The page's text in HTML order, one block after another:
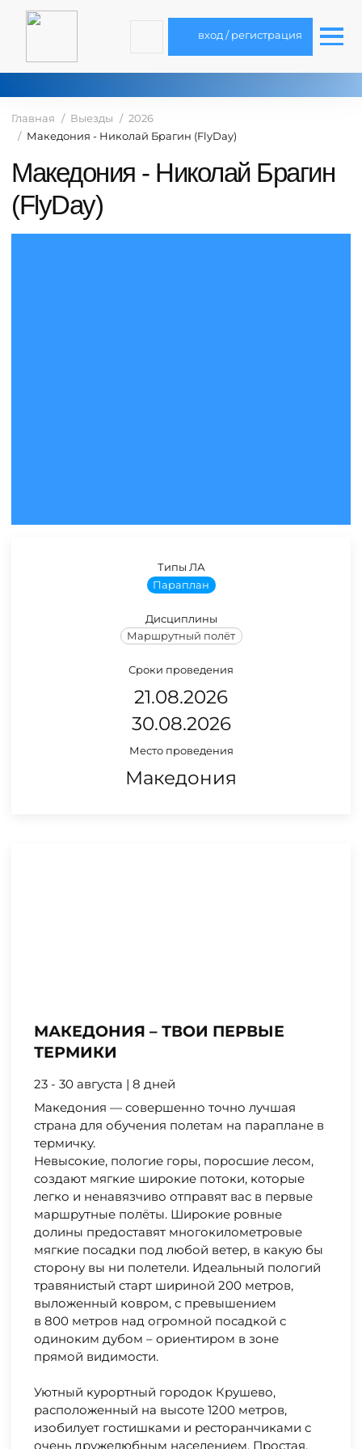
вход / регистрация
Главная Выезды
2026
Македония - Николай Брагин (FlyDay)
Македония - Николай Брагин
(FlyDay)
Типы ЛА
Параплан
Дисциплины
Маршрутный полёт
Сроки проведения
21.08.2026
30.08.2026
Место проведения
Македония
МАКЕДОНИЯ – ТВОИ ПЕРВЫЕ
ТЕРМИКИ
23 - 30 августа | 8 дней
Македония — совершенно точно лучшая
страна для обучения полетам на параплане в
термичку.
Невысокие, пологие горы, поросшие лесом,
создают мягкие широкие потоки, которые
легко и ненавязчиво отправят вас в первые
маршрутные полёты. Широкие ровные
долины предоставят многокилометровые
мягкие посадки под любой ветер, в какую бы
сторону вы ни полетели. Идеальный пологий
травянистый старт шириной 200 метров,
выложенный ковром, с превышением
в 800 метров над огромной посадкой с
одиноким дубом – ориентиром в зоне
прямой видимости.
Уютный курортный городок Крушево,
расположенный на высоте 1200 метров,
изобилует гостишками и ресторанчиками с
очень дружелюбным населением. Простая,